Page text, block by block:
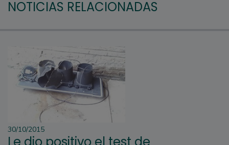
NOTICIAS RELACIONADAS
30/10/2015